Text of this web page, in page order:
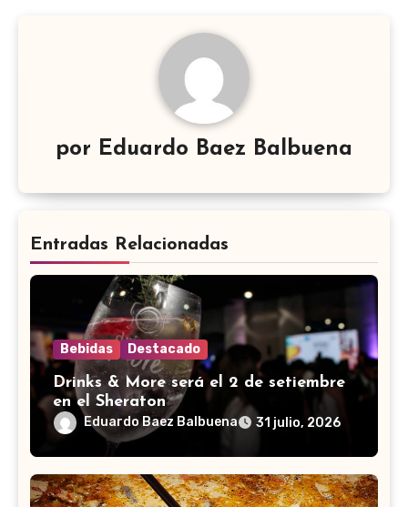
por Eduardo Baez Balbuena
Entradas Relacionadas
Bebidas Destacado
Drinks & More será el 2 de setiembre
en el Sheraton
Eduardo Baez Balbuena 31 julio, 2026